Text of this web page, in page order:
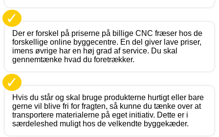
✓
Der er forskel på priserne på billige CNC fræser hos de
forskellige online byggecentre. En del giver lave priser,
imens øvrige har en høj grad af service. Du skal
gennemtænke hvad du foretrækker.
✓
Hvis du står og skal bruge produkterne hurtigt eller bare
gerne vil blive fri for fragten, så kunne du tænke over at
transportere materialerne på eget initiativ. Dette er i
særdeleshed muligt hos de velkendte byggekæder.